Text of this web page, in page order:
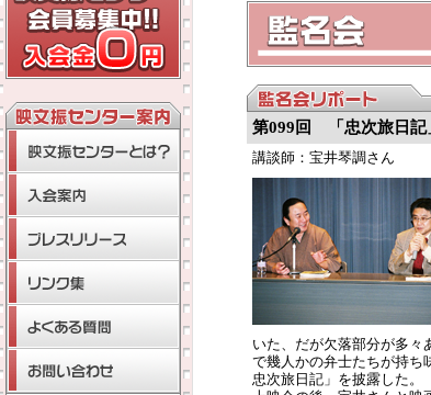
第099回 「忠次旅日記
講談師：宝井琴調さん
いた、だが欠落部分が多々
で幾人かの弁士たちが持
忠次旅日記」を披露した。